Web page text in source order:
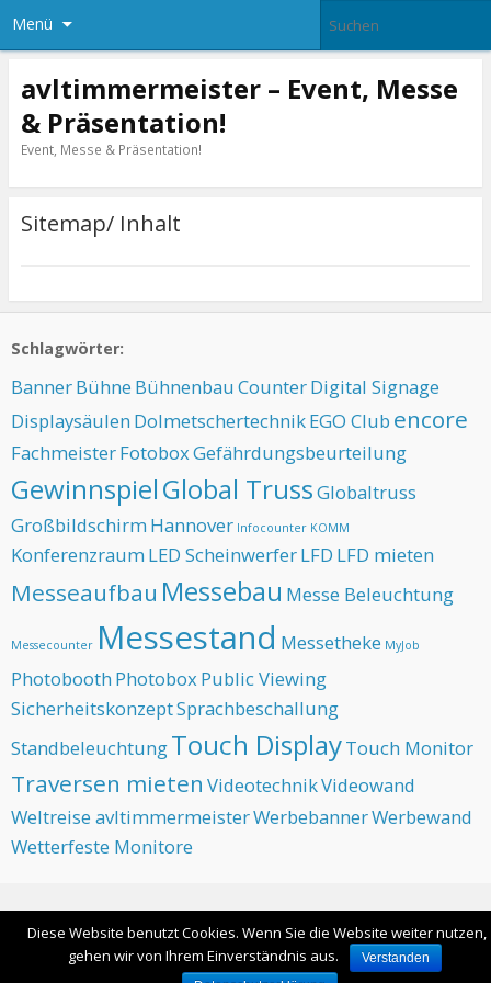
Menü
avltimmermeister – Event, Messe
& Präsentation!
Event, Messe & Präsentation!
Sitemap/ Inhalt
Schlagwörter:
BannerBühne BühnenbauCounterDigital Signage
DisplaysäulenDolmetschertechnikEGO Club encore
FachmeisterFotoboxGefährdungsbeurteilung
GewinnspielGlobal TrussGlobaltruss
GroßbildschirmHannover Infocounter KOMM
KonferenzraumLED ScheinwerferLFD LFD mieten
Messeaufbau Messebau Messe Beleuchtung
Messecounter Messestand Messetheke MyJob
PhotoboothPhotoboxPublic Viewing
SicherheitskonzeptSprachbeschallung
StandbeleuchtungTouch DisplayTouch Monitor
Traversen mieten VideotechnikVideowand
Weltreise avltimmermeisterWerbebannerWerbewand
Wetterfeste Monitore
Ganze Seite ansehen
Angetrieben von WordPress
Diese Website benutzt Cookies. Wenn Sie die Website weiter nutzen,
gehen wir von Ihrem Einverständnis aus.
Verstanden